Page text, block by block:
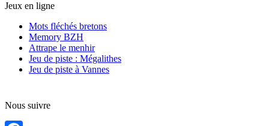
Jeux en ligne
Mots fléchés bretons
Memory BZH
Attrape le menhir
Jeu de piste : Mégalithes
Jeu de piste à Vannes
Nous suivre